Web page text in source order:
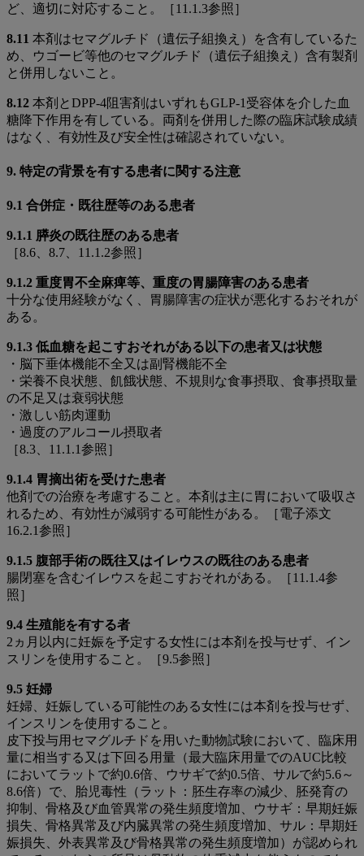
ど、適切に対応すること。［11.1.3参照］
8.11 本剤はセマグルチド（遺伝子組換え）を含有しているた
め、ウゴービ等他のセマグルチド（遺伝子組換え）含有製剤
と併用しないこと。
8.12 本剤とDPP-4阻害剤はいずれもGLP-1受容体を介した血
糖降下作用を有している。両剤を併用した際の臨床試験成績
はなく、有効性及び安全性は確認されていない。
9. 特定の背景を有する患者に関する注意
9.1 合併症・既往歴等のある患者
9.1.1 膵炎の既往歴のある患者
［8.6、8.7、11.1.2参照］
9.1.2 重度胃不全麻痺等、重度の胃腸障害のある患者
十分な使用経験がなく、胃腸障害の症状が悪化するおそれが
ある。
9.1.3 低血糖を起こすおそれがある以下の患者又は状態
・脳下垂体機能不全又は副腎機能不全
・栄養不良状態、飢餓状態、不規則な食事摂取、食事摂取量
の不足又は衰弱状態
・激しい筋肉運動
・過度のアルコール摂取者
［8.3、11.1.1参照］
9.1.4 胃摘出術を受けた患者
他剤での治療を考慮すること。本剤は主に胃において吸収さ
れるため、有効性が減弱する可能性がある。［電子添文
16.2.1参照］
9.1.5 腹部⼿術の既往⼜はイレウスの既往のある患者
腸閉塞を含むイレウスを起こすおそれがある。［11.1.4参
照］
9.4 生殖能を有する者
2ヵ月以内に妊娠を予定する女性には本剤を投与せず、イン
スリンを使用すること。［9.5参照］
9.5 妊婦
妊婦、妊娠している可能性のある女性には本剤を投与せず、
インスリンを使用すること。
皮下投与用セマグルチドを用いた動物試験において、臨床用
量に相当する又は下回る用量（最大臨床用量でのAUC比較
においてラットで約0.6倍、ウサギで約0.5倍、サルで約5.6～
8.6倍）で、胎児毒性（ラット：胚生存率の減少、胚発育の
抑制、骨格及び血管異常の発生頻度増加、ウサギ：早期妊娠
損失、骨格異常及び内臓異常の発生頻度増加、サル：早期妊
娠損失、外表異常及び骨格異常の発生頻度増加）が認められ